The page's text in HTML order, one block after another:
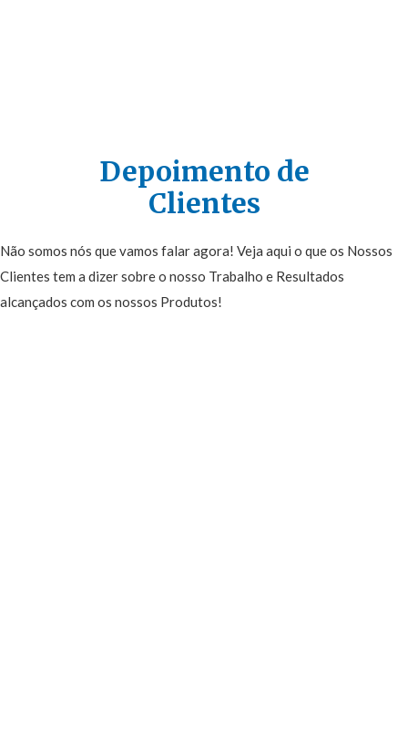
Depoimento de
Clientes
Não somos nós que vamos falar agora! Veja aqui o que os Nossos
Clientes tem a dizer sobre o nosso Trabalho e Resultados
alcançados com os nossos Produtos!